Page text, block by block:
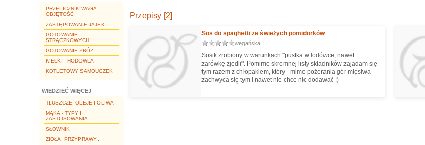
PRZELICZNIK WAGA-
OBJĘTOŚĆ
ZASTĘPOWANIE JAJEK
GOTOWANIE
STRĄCZKOWYCH
GOTOWANIE ZBÓŻ
KIEŁKI - HODOWLA
KOTLETOWY SAMOUCZEK
WIEDZIEĆ WIĘCEJ
TŁUSZCZE, OLEJE I OLIWA
MĄKA - TYPY I
ZASTOSOWANIA
SŁOWNIK
ZIOŁA, PRZYPRAWY...
Przepisy [2]
Sos do spaghetti ze świeżych pomidorków
wegańska
Sosik zrobiony w warunkach "pustka w lodówce, nawet
żarówkę zjedli". Pomimo skromnej listy składników zajadam się
tym razem z chłopakiem, który - mimo pożerania gór mięsiwa -
zachwyca się tym i nawet nie chce nic dodawać :)